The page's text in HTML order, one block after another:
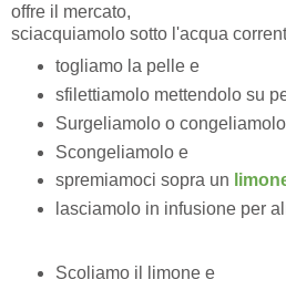
offre il mercato,
sciacquiamolo sotto l'acqua
togliamo la pelle e
sfilettiamolo mettendolo su
Surgeliamolo o
Scongeliamolo e
spremiamoci sopra un
lasciamolo in infusione per
Scoliamo il limone e